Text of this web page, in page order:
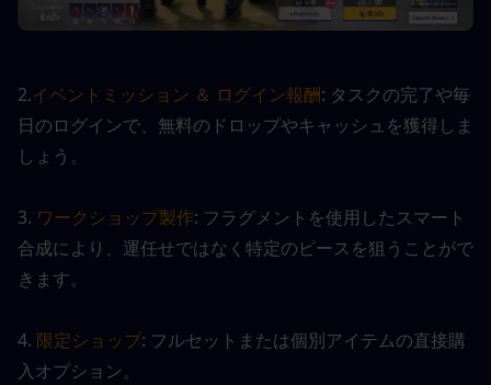
2.イベントミッション ＆ ログイン報酬: タスクの完了や毎
日のログインで、無料のドロップやキャッシュを獲得しま
しょう。
3. ワークショップ製作: フラグメントを使用したスマート
合成により、運任せではなく特定のピースを狙うことがで
きます。
4. 限定ショップ: フルセットまたは個別アイテムの直接購
入オプション。